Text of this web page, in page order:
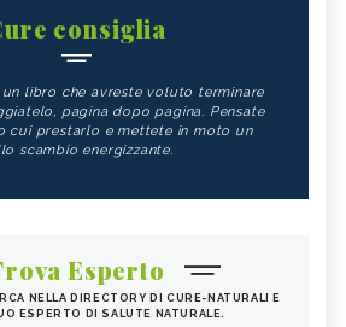
consiglia
libro che avreste voluto terminare
pagina dopo pagina. Pensate
cui prestarlo e mettete in moto un
scambio energizzante.
Esperto
NELLA DIRECTORY DI CURE-NATURALI E
ESPERTO DI SALUTE NATURALE.